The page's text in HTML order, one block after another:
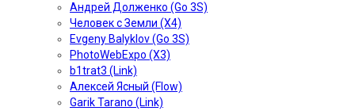
Андрей Долженко (Go 3S)
Человек с Земли (X4)
Evgeny Balyklov (Go 3S)
PhotoWebExpo (X3)
b1trat3 (Link)
Алексей Ясный (Flow)
Garik Tarano (Link)